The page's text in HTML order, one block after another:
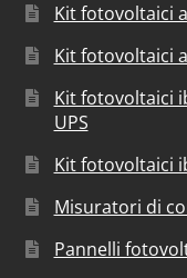
Kit fotovoltaici
Kit fotovoltaici
Kit fotovoltaici
UPS
Kit fotovoltaici
Misuratori di
Pannelli